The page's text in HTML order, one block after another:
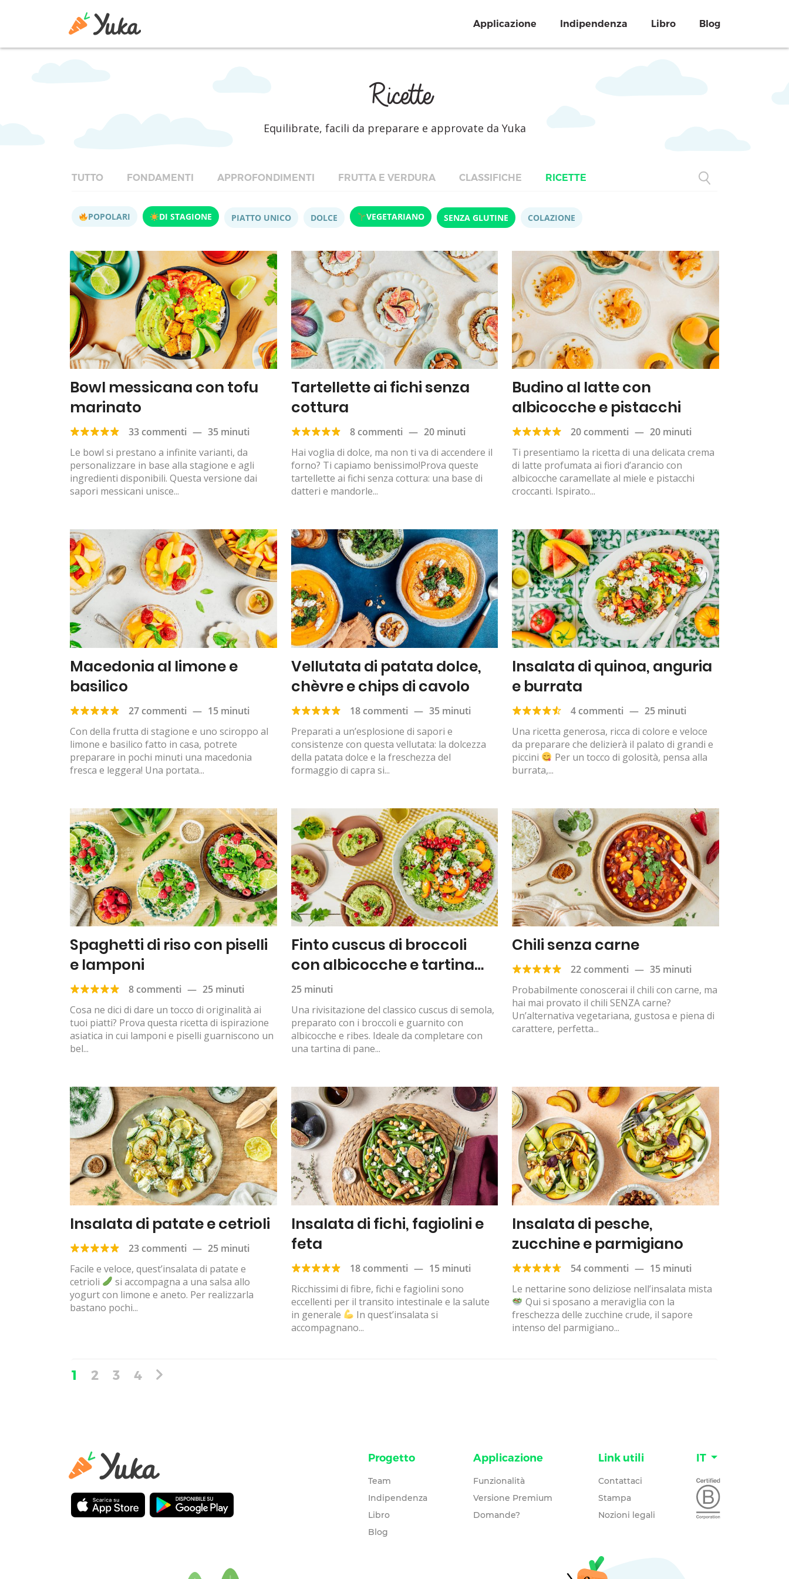
Applicazione Indipendenza Libro Blog
Ricette
Equilibrate, facili da preparare e approvate da Yuka
TUTTO FONDAMENTI APPROFONDIMENTI FRUTTA E VERDURA CLASSIFICHE RICETTE
POPOLARI DI STAGIONE PIATTO UNICO DOLCE VEGETARIANO SENZA GLUTINE COLAZIONE
Bowl messicana con tofu
marinato
33 commenti — 35 minuti
Le bowl si prestano a infinite varianti, da
personalizzare in base alla stagione e agli
ingredienti disponibili. Questa versione dai
sapori messicani unisce...
Tartellette ai fichi senza
cottura
8 commenti — 20 minuti
Hai voglia di dolce, ma non ti va di accendere il
forno? Ti capiamo benissimo!Prova queste
tartellette ai fichi senza cottura: una base di
datteri e mandorle...
Budino al latte con
albicocche e pistacchi
20 commenti — 20 minuti
Ti presentiamo la ricetta di una delicata crema
di latte profumata ai fiori d’arancio con
albicocche caramellate al miele e pistacchi
croccanti. Ispirato...
Macedonia al limone e
basilico
27 commenti — 15 minuti
Con della frutta di stagione e uno sciroppo al
limone e basilico fatto in casa, potrete
preparare in pochi minuti una macedonia
fresca e leggera! Una portata...
Vellutata di patata dolce,
chèvre e chips di cavolo
18 commenti — 35 minuti
Preparati a un’esplosione di sapori e
consistenze con questa vellutata: la dolcezza
della patata dolce e la freschezza del
formaggio di capra si...
Insalata di quinoa, anguria
e burrata
4 commenti — 25 minuti
Una ricetta generosa, ricca di colore e veloce
da preparare che delizierà il palato di grandi e
piccini
Per un tocco di golosità, pensa alla
burrata,...
Spaghetti di riso con piselli
e lamponi
8 commenti — 25 minuti
Cosa ne dici di dare un tocco di originalità ai
tuoi piatti? Prova questa ricetta di ispirazione
asiatica in cui lamponi e piselli guarniscono un
bel...
Finto cuscus di broccoli
con albicocche e tartina
all’hummus
25 minuti
Una rivisitazione del classico cuscus di semola,
preparato con i broccoli e guarnito con
albicocche e ribes. Ideale da completare con
una tartina di pane...
Chili senza carne
22 commenti — 35 minuti
Probabilmente conoscerai il chili con carne, ma
hai mai provato il chili SENZA carne?
Un’alternativa vegetariana, gustosa e piena di
carattere, perfetta...
Insalata di patate e cetrioli
23 commenti — 25 minuti
Facile e veloce, quest’insalata di patate e
cetrioli
si accompagna a una salsa allo
yogurt con limone e aneto. Per realizzarla
bastano pochi...
Insalata di fichi, fagiolini e
feta
18 commenti — 15 minuti
Ricchissimi di fibre, fichi e fagiolini sono
eccellenti per il transito intestinale e la salute
in generale
In quest’insalata si
accompagnano...
Insalata di pesche,
zucchine e parmigiano
54 commenti — 15 minuti
Le nettarine sono deliziose nell’insalata mista
Qui si sposano a meraviglia con la
freschezza delle zucchine crude, il sapore
intenso del parmigiano...
1 2 3 4
Progetto
Team
Indipendenza
Libro
Blog
Applicazione
Funzionalità
Versione Premium
Domande?
Link utili
Contattaci
Stampa
Nozioni legali
IT